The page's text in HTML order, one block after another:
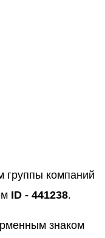
группы компаний
ID - 441238.
знаком